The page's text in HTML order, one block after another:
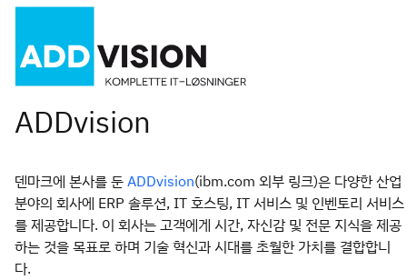
덴마크에 본사를 둔 ADDvision(ibm.com 외부 링크)은 다양한 산업
분야의 회사에 ERP 솔루션, IT 호스팅, IT 서비스 및 인벤토리 서비스
를 제공합니다. 이 회사는 고객에게 시간, 자신감 및 전문 지식을 제공
하는 것을 목표로 하며 기술 혁신과 시대를 초월한 가치를 결합합니
다.